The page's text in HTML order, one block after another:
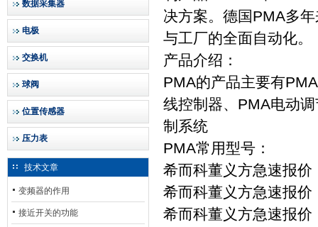
数据采集器
电极
交换机
球阀
位置传感器
压力表
技术文章
变频器的作用
接近开关的功能
决方案。德国PMA多
与工厂的全面自动化。
产品介绍：
PMA的产品主要有
线控制器、PMA电动
制系统
PMA常用型号：
希而科董义方急速
希而科董义方急速
希而科董义方急速